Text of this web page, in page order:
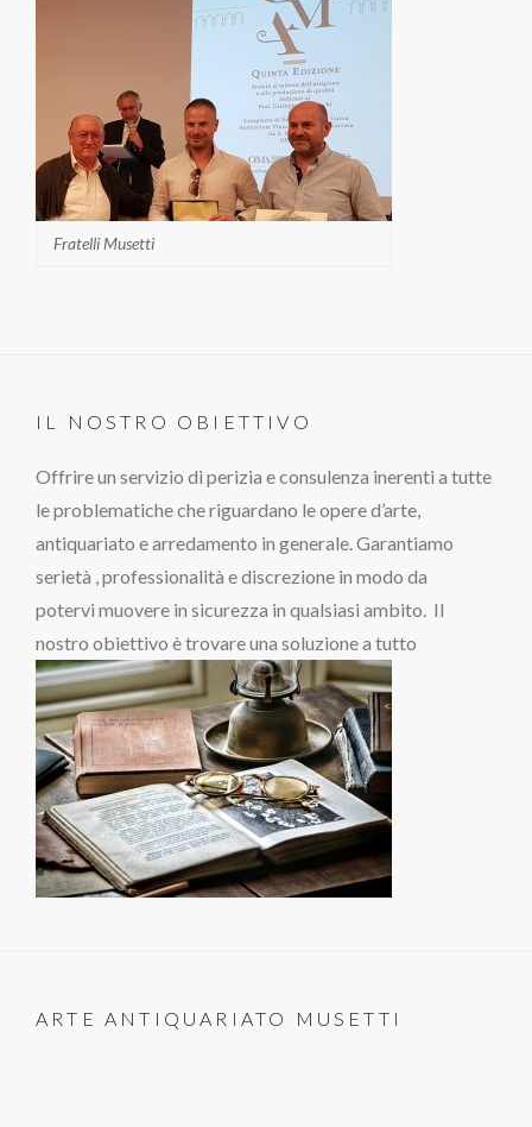
Fratelli Musetti
IL NOSTRO OBIETTIVO
Offrire un servizio di perizia e consulenza inerenti a tutte
le problematiche che riguardano le opere d’arte,
antiquariato e arredamento in generale. Garantiamo
serietà , professionalità e discrezione in modo da
potervi muovere in sicurezza in qualsiasi ambito. Il
nostro obiettivo è trovare una soluzione a tutto
ARTE ANTIQUARIATO MUSETTI